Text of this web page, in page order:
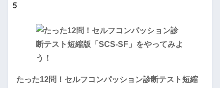
5
たった12問！セルフコンパッション診断テスト短縮